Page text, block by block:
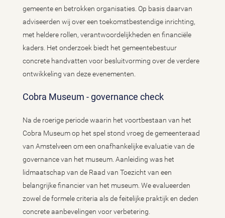
gemeente en betrokken organisaties. Op basis daarvan
adviseerden wij over een toekomstbestendige inrichting,
met heldere rollen, verantwoordelijkheden en financiële
kaders. Het onderzoek biedt het gemeentebestuur
concrete handvatten voor besluitvorming over de verdere
ontwikkeling van deze evenementen.
Cobra Museum - governance check
Na de roerige periode waarin het voortbestaan van het
Cobra Museum op het spel stond vroeg de gemeenteraad
van Amstelveen om een onafhankelijke evaluatie van de
governance van het museum. Aanleiding was het
lidmaatschap van de Raad van Toezicht van een
belangrijke financier van het museum. We evalueerden
zowel de formele criteria als de feitelijke praktijk en deden
concrete aanbevelingen voor verbetering.